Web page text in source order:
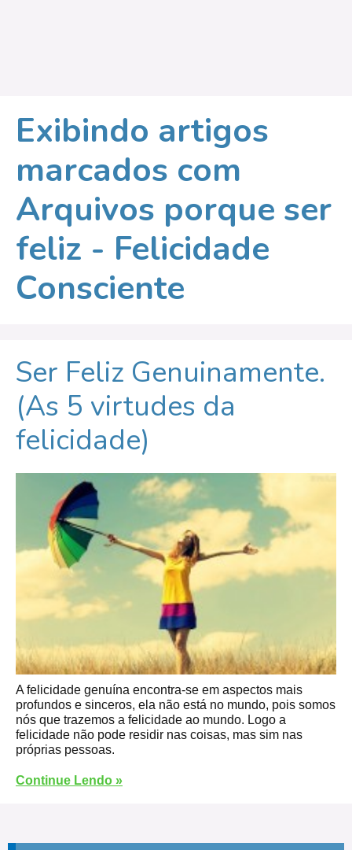
Exibindo artigos
marcados com
Arquivos porque ser
feliz - Felicidade
Consciente
Ser Feliz Genuinamente.
(As 5 virtudes da
felicidade)
A felicidade genuína encontra-se em aspectos mais
profundos e sinceros, ela não está no mundo, pois somos
nós que trazemos a felicidade ao mundo. Logo a
felicidade não pode residir nas coisas, mas sim nas
próprias pessoas.
Continue Lendo »